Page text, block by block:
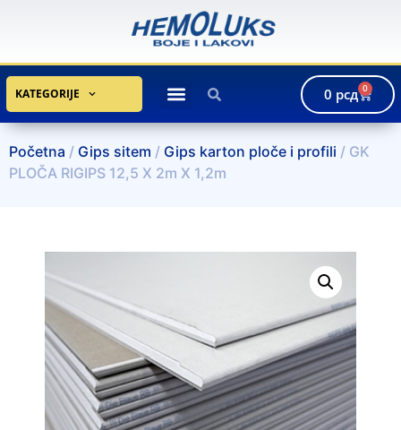
KATEGORIJE 0 рсд 0
Početna / Gips sitem / Gips karton ploče i profili / GK
PLOČA RIGIPS 12,5 X 2m X 1,2m